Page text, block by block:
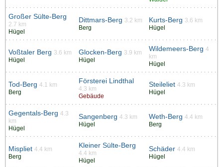
Großer Sülte-Berg
2.7 km
Hügel
Dittmars-Berg 3.2 km
Berg
Kurts-Berg 3.6 km
Hügel
Voßtaler Berg 3.6 km
Hügel
Glocken-Berg 3.9 km
Hügel
Wildemeers-Berg 4
km
Hügel
Tod-Berg 4.1 km
Berg
Försterei Lindthal
4.3 km
Gebäude
Steileliet 4.3 km
Hügel
Gegentals-Berg 4.3
km
Hügel
Sangenberg 4.3 km
Hügel
Weth-Berg 4.4 km
Berg
Mispliet 4.4 km
Berg
Kleiner Sülte-Berg
4.4 km
Hügel
Schäder 4.4 km
Hügel